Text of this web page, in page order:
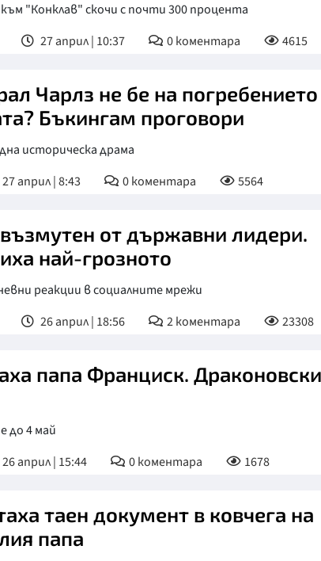
"Конклав" скочи с почти 300 процента
27 април | 10:37 0коментара 4615
Чарлз не бе на погребението
Бъкингам проговори
историческа драма
27 април | 8:43 0коментара 5564
от държавни лидери.
най-грозното
реакции в социалните мрежи
26 април | 18:56 2коментара 23308
папа Франциск. Драконовски
до 4 май
26 април | 15:44 0коментара 1678
таен документ в ковчега на
папа